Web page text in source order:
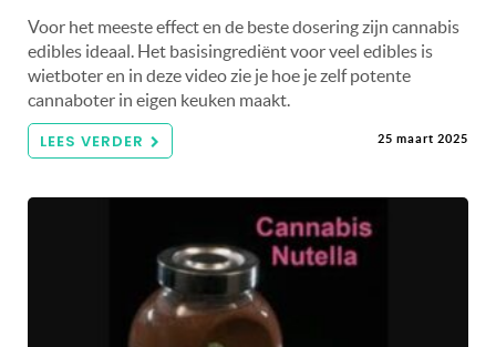
Voor het meeste effect en de beste dosering zijn cannabis
edibles ideaal. Het basisingrediënt voor veel edibles is
wietboter en in deze video zie je hoe je zelf potente
cannaboter in eigen keuken maakt.
LEES VERDER 25 maart 2025